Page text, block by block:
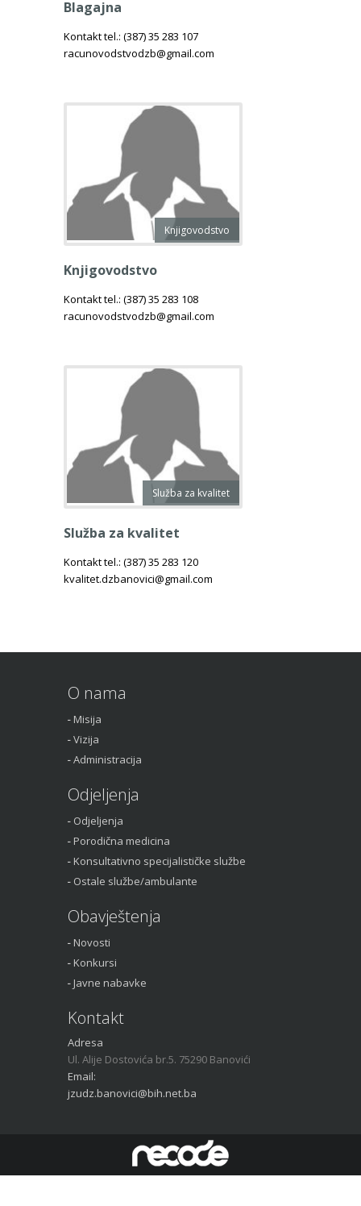
Blagajna
Kontakt tel.: (387) 35 283 107
racunovodstvodzb@gmail.com
Knjigovodstvo
Knjigovodstvo
Kontakt tel.: (387) 35 283 108
racunovodstvodzb@gmail.com
Služba za kvalitet
Služba za kvalitet
Kontakt tel.: (387) 35 283 120
kvalitet.dzbanovici@gmail.com
O nama
Misija
Vizija
Administracija
Odjeljenja
Odjeljenja
Porodična medicina
Konsultativno specijalističke službe
Ostale službe/ambulante
Obavještenja
Novosti
Konkursi
Javne nabavke
Kontakt
Adresa
Ul. Alije Dostovića br.5. 75290 Banovići
Email:
jzudz.banovici@bih.net.ba